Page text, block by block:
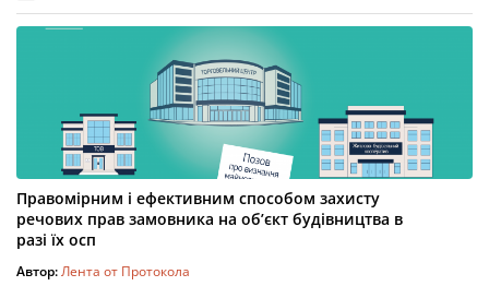
Правомірним і ефективним способом захисту
речових прав замовника на об’єкт будівництва в
разі їх осп
Автор:Лента от Протокола